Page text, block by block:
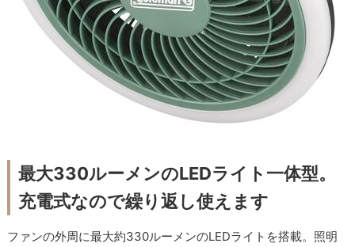
最大330ルーメンのLEDライト一体型。
充電式なので繰り返し使えます
ファンの外周に最大約330ルーメンのLEDライトを搭載。照明